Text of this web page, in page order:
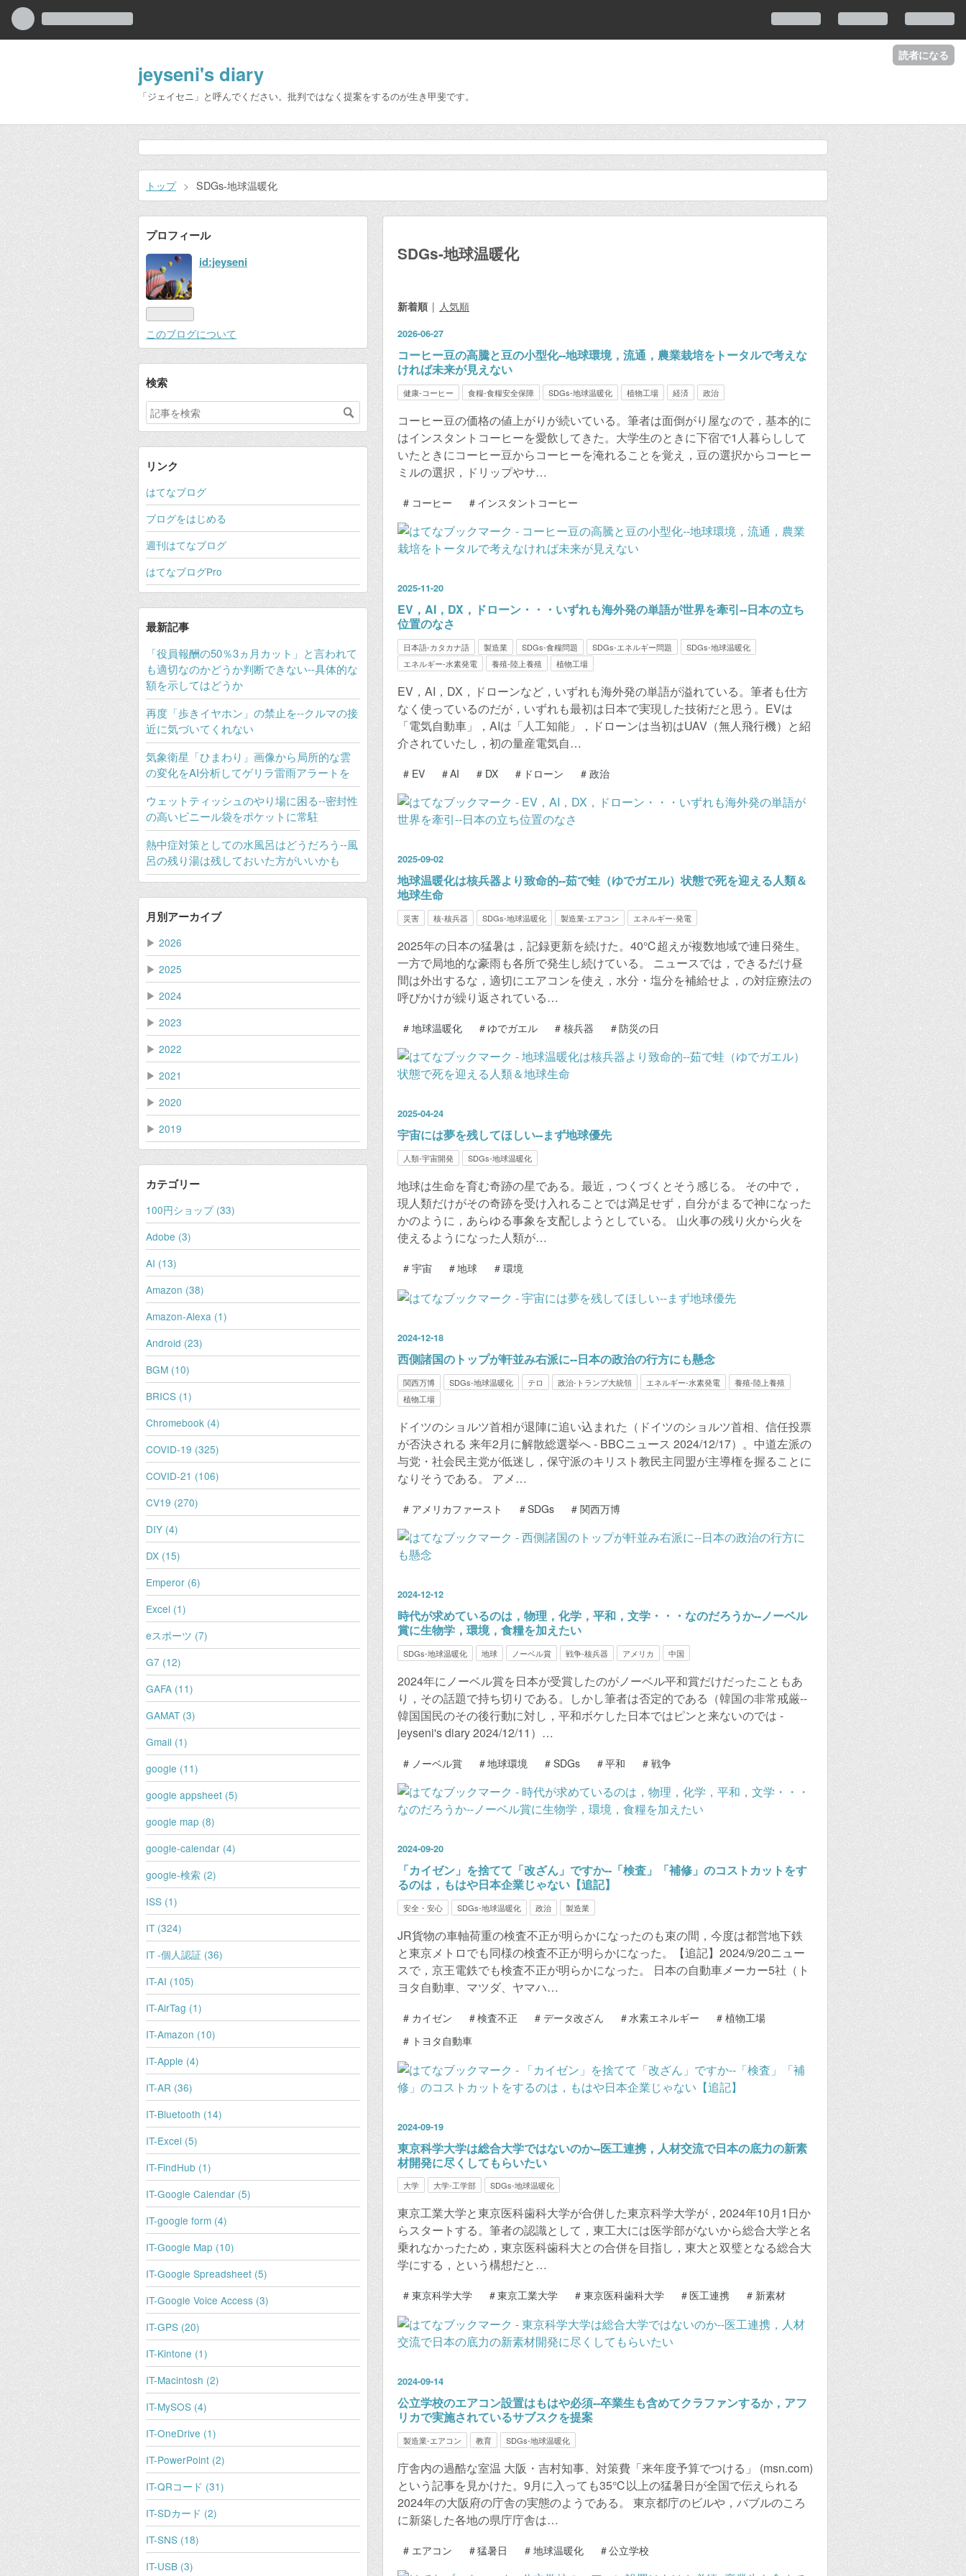
読者になる
jeyseni's diary
「ジェイセニ」と呼んでください。批判ではなく提案をするのが生き甲斐です。
トップ > SDGs-地球温暖化
SDGs-地球温暖化
新着順 人気順
2026-06-27
コーヒー豆の高騰と豆の小型化--地球環境，流通，農業栽培をトータルで考えな
ければ未来が見えない
健康-コーヒー 食糧-食糧安全保障 SDGs-地球温暖化 植物工場 経済 政治
コーヒー豆の価格の値上がりが続いている。筆者は面倒がり屋なので，基本的に
はインスタントコーヒーを愛飲してきた。大学生のときに下宿で1人暮らしして
いたときにコーヒー豆からコーヒーを淹れることを覚え，豆の選択からコーヒー
ミルの選択，ドリップやサ…
# コーヒー # インスタントコーヒー
2025-11-20
EV，AI，DX，ドローン・・・いずれも海外発の単語が世界を牽引--日本の立ち
位置のなさ
日本語-カタカナ語 製造業 SDGs-食糧問題 SDGs-エネルギー問題
SDGs-地球温暖化
エネルギー-水素発電
養殖-陸上養殖 植物工場
EV，AI，DX，ドローンなど，いずれも海外発の単語が溢れている。筆者も仕方
なく使っているのだが，いずれも最初は日本で実現した技術だと思う。EVは
「電気自動車」，AIは「人工知能」，ドローンは当初はUAV（無人飛行機）と紹
介されていたし，初の量産電気自…
# EV #AI # DX # ドローン # 政治
2025-09-02
地球温暖化は核兵器より致命的--茹で蛙（ゆでガエル）状態で死を迎える人類＆
地球生命
災害 核-核兵器 SDGs-地球温暖化 製造業-エアコン エネルギー-発電
2025年の日本の猛暑は，記録更新を続けた。40℃超えが複数地域で連日発生。
一方で局地的な豪雨も各所で発生し続けている。 ニュースでは，できるだけ昼
間は外出するな，適切にエアコンを使え，水分・塩分を補給せよ，の対症療法の
呼びかけが繰り返されている…
# 地球温暖化 # ゆでガエル # 核兵器 #防災の日
2025-04-24
宇宙には夢を残してほしい--まず地球優先
人類-宇宙開発 SDGs-地球温暖化
地球は生命を育む奇跡の星である。最近，つくづくとそう感じる。 その中で，
現人類だけがその奇跡を受け入れることでは満足せず，自分がまるで神になった
かのように，あらゆる事象を支配しようとしている。 山火事の残り火から火を
使えるようになった人類が…
# 宇宙 #地球 # 環境
2024-12-18
西側諸国のトップが軒並み右派に--日本の政治の行方にも懸念
関西万博 SDGs-地球温暖化 テロ 政治-トランプ大統領 エネルギー-水素発電
養殖-陸上養殖
植物工場
ドイツのショルツ首相が退陣に追い込まれた（ドイツのショルツ首相、信任投票
が否決される 来年2月に解散総選挙へ - BBCニュース 2024/12/17）。中道左派の
与党・社会民主党が低迷し，保守派のキリスト教民主同盟が主導権を握ることに
なりそうである。 アメ…
# アメリカファースト #SDGs # 関西万博
2024-12-12
時代が求めているのは，物理，化学，平和，文学・・・なのだろうか--ノーベル
賞に生物学，環境，食糧を加えたい
SDGs-地球温暖化 地球 ノーベル賞 戦争-核兵器 アメリカ 中国
2024年にノーベル賞を日本が受賞したのがノーベル平和賞だけだったこともあ
り，その話題で持ち切りである。しかし筆者は否定的である（韓国の非常戒厳--
韓国国民のその後行動に対し，平和ボケした日本ではピンと来ないのでは -
jeyseni's diary 2024/12/11）…
# ノーベル賞 #地球環境 # SDGs #平和 # 戦争
2024-09-20
「カイゼン」を捨てて「改ざん」ですか--「検査」「補修」のコストカットをす
るのは，もはや日本企業じゃない【追記】
安全・安心 SDGs-地球温暖化 政治 製造業
JR貨物の車軸荷重の検査不正が明らかになったのも束の間，今度は都営地下鉄
と東京メトロでも同様の検査不正が明らかになった。【追記】2024/9/20ニュー
スで，京王電鉄でも検査不正が明らかになった。 日本の自動車メーカー5社（ト
ヨタ自動車、マツダ、ヤマハ…
# カイゼン #検査不正 # データ改ざん #水素エネルギー # 植物工場
# トヨタ自動車
2024-09-19
東京科学大学は総合大学ではないのか--医工連携，人材交流で日本の底力の新素
材開発に尽くしてもらいたい
大学 大学-工学部 SDGs-地球温暖化
東京工業大学と東京医科歯科大学が合併した東京科学大学が，2024年10月1日か
らスタートする。筆者の認識として，東工大には医学部がないから総合大学と名
乗れなかったため，東京医科歯科大との合併を目指し，東大と双璧となる総合大
学にする，という構想だと…
# 東京科学大学 #東京工業大学 # 東京医科歯科大学 # 医工連携 # 新素材
2024-09-14
公立学校のエアコン設置はもはや必須--卒業生も含めてクラファンするか，アフ
リカで実施されているサブスクを提案
製造業-エアコン 教育 SDGs-地球温暖化
庁舎内の過酷な室温 大阪・吉村知事、対策費「来年度予算でつける」 (msn.com)
という記事を見かけた。9月に入っても35℃以上の猛暑日が全国で伝えられる
2024年の大阪府の庁舎の実態のようである。 東京都庁のビルや，バブルのころ
に新築した各地の県庁庁舎は…
# エアコン #猛暑日 # 地球温暖化 #公立学校
プロフィール
id:jeyseni
このブログについて
検索
リンク
はてなブログ
ブログをはじめる
週刊はてなブログ
はてなブログPro
最新記事
「役員報酬の50％3ヵ月カット」と言われて
も適切なのかどうか判断できない--具体的な
額を示してはどうか
再度「歩きイヤホン」の禁止を--クルマの接
近に気づいてくれない
気象衛星「ひまわり」画像から局所的な雲
の変化をAI分析してゲリラ雷雨アラートを
ウェットティッシュのやり場に困る--密封性
の高いビニール袋をポケットに常駐
熱中症対策としての水風呂はどうだろう--風
呂の残り湯は残しておいた方がいいかも
月別アーカイブ
▶ 2026
▶ 2025
▶ 2024
▶ 2023
▶ 2022
▶ 2021
▶ 2020
▶ 2019
カテゴリー
100円ショップ (33)
Adobe (3)
AI (13)
Amazon (38)
Amazon-Alexa (1)
Android (23)
BGM (10)
BRICS (1)
Chromebook (4)
COVID-19 (325)
COVID-21 (106)
CV19 (270)
DIY (4)
DX (15)
Emperor (6)
Excel (1)
eスポーツ (7)
G7 (12)
GAFA (11)
GAMAT (3)
Gmail (1)
google (11)
google appsheet (5)
google map (8)
google-calendar (4)
google-検索 (2)
ISS (1)
IT (324)
IT -個人認証 (36)
IT-AI (105)
IT-AirTag (1)
IT-Amazon (10)
IT-Apple (4)
IT-AR (36)
IT-Bluetooth (14)
IT-Excel (5)
IT-FindHub (1)
IT-Google Calendar (5)
IT-google form (4)
IT-Google Map (10)
IT-Google Spreadsheet (5)
IT-Google Voice Access (3)
IT-GPS (20)
IT-Kintone (1)
IT-Macintosh (2)
IT-MySOS (4)
IT-OneDrive (1)
IT-PowerPoint (2)
IT-QRコード (31)
IT-SDカード (2)
IT-SNS (18)
IT-USB (3)